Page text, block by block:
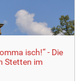
isch!“ - Die
Stetten im